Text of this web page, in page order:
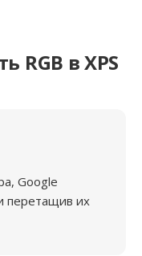
RGB в XPS
Google
перетащив их